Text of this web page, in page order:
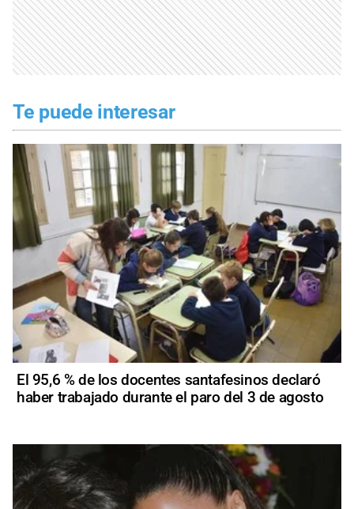
Te puede interesar
El 95,6 % de los docentes santafesinos declaró
haber trabajado durante el paro del 3 de agosto